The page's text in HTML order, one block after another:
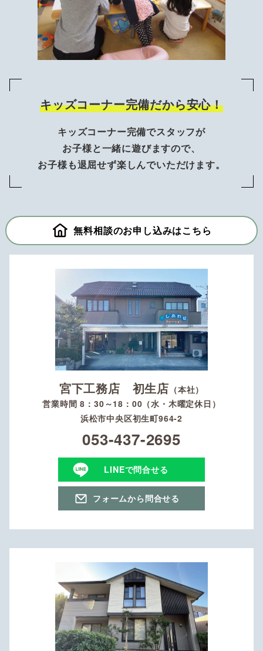
キッズコーナー完備だから安心！
キッズコーナー完備でスタッフが
お子様と一緒に遊びますので、
お子様も退屈せず楽しんでいただけます。
無料相談のお申し込みはこちら
宮下工務店 初生店 （本社）
営業時間 8：30～18：00（水・木曜定休日）
浜松市中央区初生町964-2
053-437-2695
LINEで問合せる
フォームから問合せる